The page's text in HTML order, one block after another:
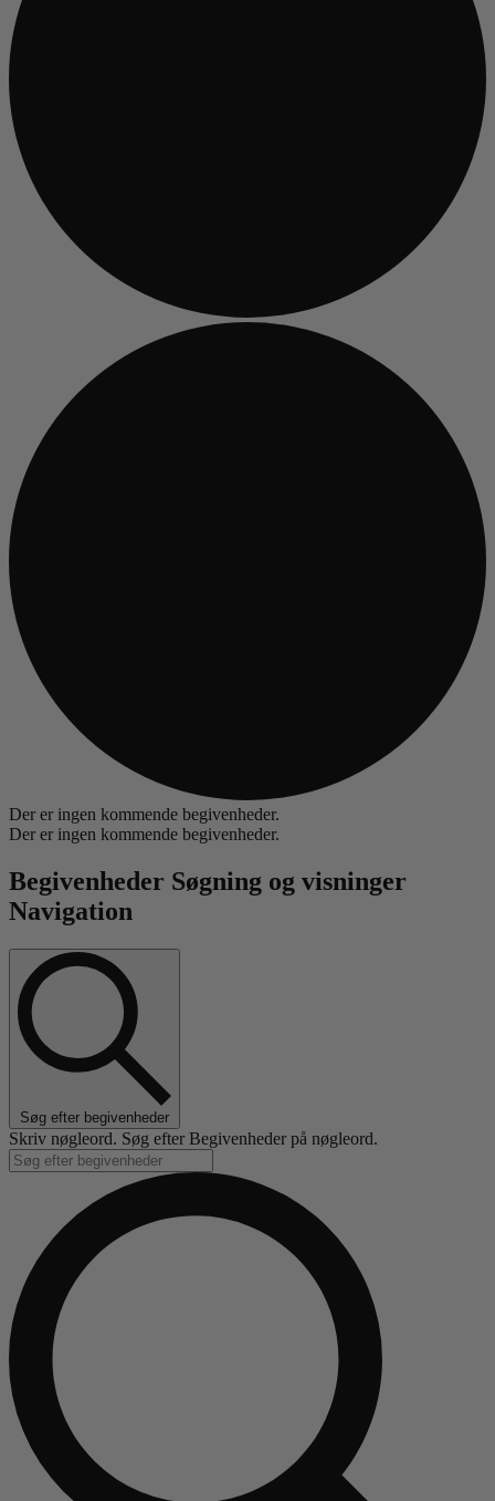
Der er ingen kommende begivenheder.
Der er ingen kommende begivenheder.
Begivenheder Søgning og visninger
Navigation
Søg efter begivenheder
Skriv nøgleord. Søg efter Begivenheder på nøgleord.